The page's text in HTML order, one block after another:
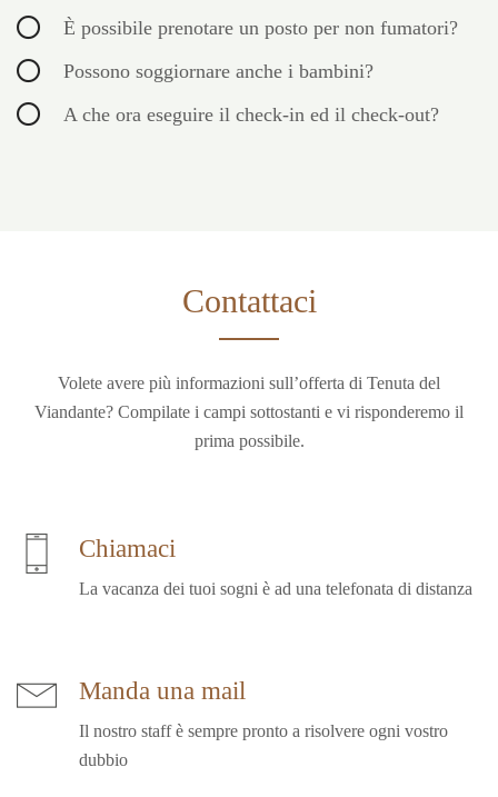
È possibile prenotare un posto per non fumatori?
Possono soggiornare anche i bambini?
A che ora eseguire il check-in ed il check-out?
Contattaci
Volete avere più informazioni sull’offerta di Tenuta del
Viandante? Compilate i campi sottostanti e vi risponderemo il
Chiamaci
Manda una mail
Il nostro staff è sempre pronto a risolvere ogni vostro